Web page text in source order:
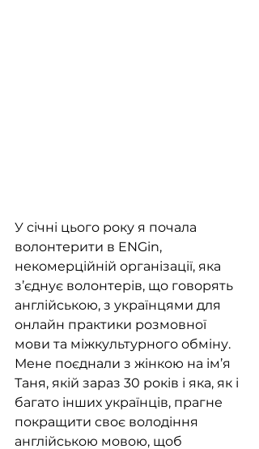
У січні цього року я почала
волонтерити в ENGin,
некомерційній організації, яка
з’єднує волонтерів, що говорять
англійською, з українцями для
онлайн практики розмовної
мови та міжкультурного обміну.
Мене поєднали з жінкою на ім’я
Таня, якій зараз 30 років і яка, як і
багато інших українців, прагне
покращити своє володіння
англійською мовою, щоб